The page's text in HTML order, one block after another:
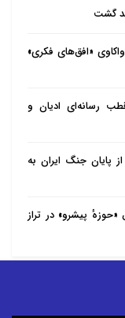
گشت
«افق‌های فکری»
رسانه‌ای ادیان و
پایان جنگ ایران به
پیشرو» در تراز